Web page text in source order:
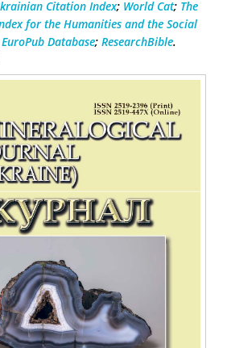
Citation Index; World Cat; The
for the Humanities and the Social
EuroPub Database; ResearchBible.